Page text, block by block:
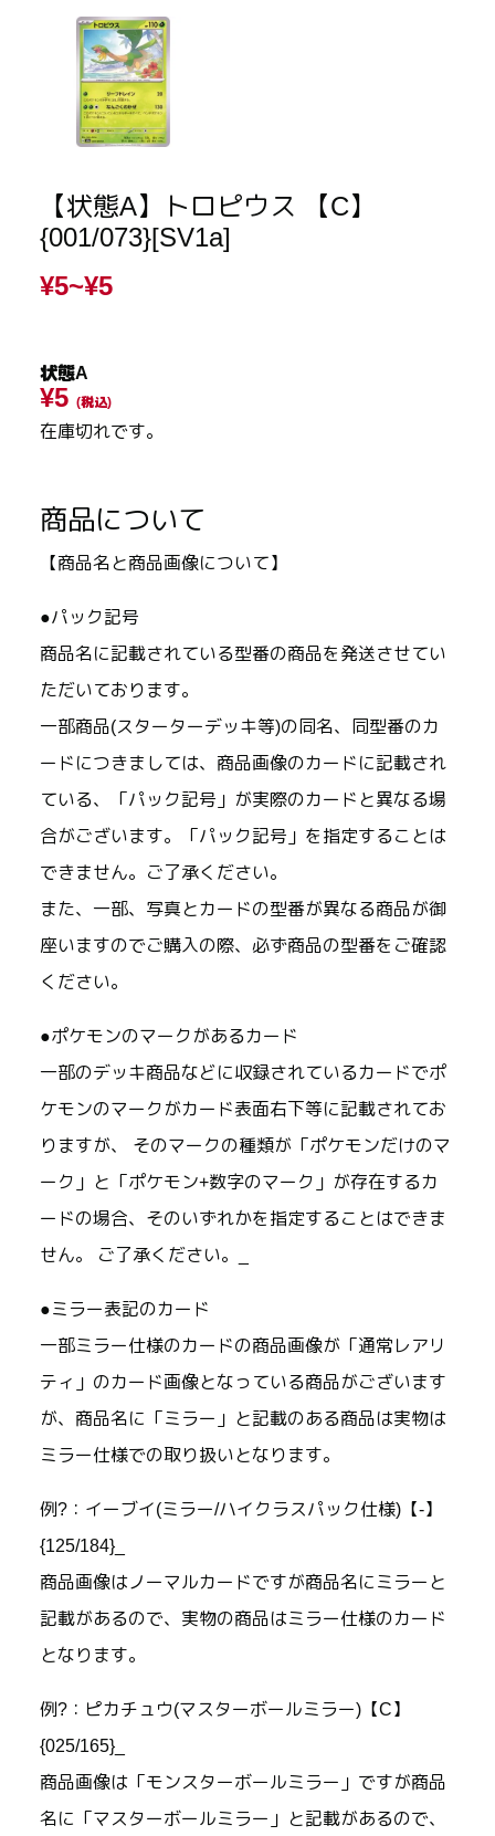
【状態A】トロピウス 【C】
{001/073}[SV1a]
¥5~¥5
状態A
¥5 (税込)
在庫切れです。
商品について
【商品名と商品画像について】
●パック記号
商品名に記載されている型番の商品を発送させてい
ただいております。
一部商品(スターターデッキ等)の同名、同型番のカ
ードにつきましては、商品画像のカードに記載され
ている、「パック記号」が実際のカードと異なる場
合がございます。「パック記号」を指定することは
できません。ご了承ください。
また、一部、写真とカードの型番が異なる商品が御
座いますのでご購入の際、必ず商品の型番をご確認
ください。
●ポケモンのマークがあるカード
一部のデッキ商品などに収録されているカードでポ
ケモンのマークがカード表面右下等に記載されてお
りますが、 そのマークの種類が「ポケモンだけのマ
ーク」と「ポケモン+数字のマーク」が存在するカ
ードの場合、そのいずれかを指定することはできま
せん。 ご了承ください。_
●ミラー表記のカード
一部ミラー仕様のカードの商品画像が「通常レアリ
ティ」のカード画像となっている商品がございます
が、商品名に「ミラー」と記載のある商品は実物は
ミラー仕様での取り扱いとなります。
例?：イーブイ(ミラー/ハイクラスパック仕様)【-】
{125/184}_
商品画像はノーマルカードですが商品名にミラーと
記載があるので、実物の商品はミラー仕様のカード
となります。
例?：ピカチュウ(マスターボールミラー)【C】
{025/165}_
商品画像は「モンスターボールミラー」ですが商品
名に「マスターボールミラー」と記載があるので、